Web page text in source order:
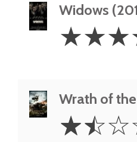
Widows
Stars
☆☆☆
Wrath of
1.5
Stars
☆☆☆